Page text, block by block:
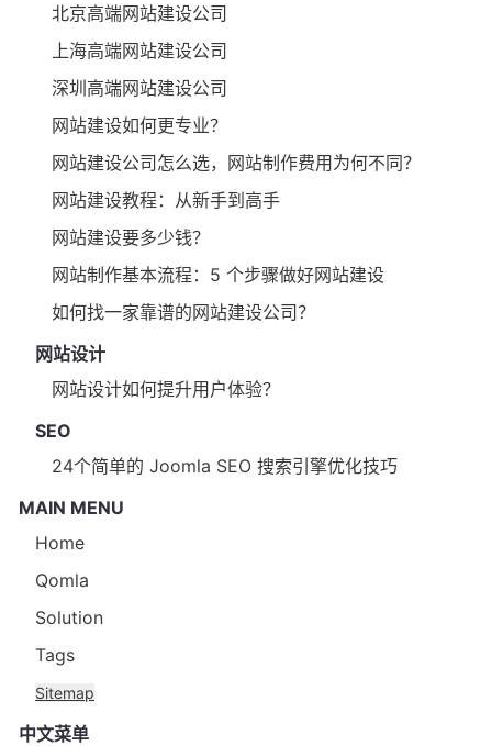
北京高端网站建设公司
上海高端网站建设公司
深圳高端网站建设公司
网站建设如何更专业？
网站建设公司怎么选，网站制作费用为何不同？
网站建设教程：从新手到高手
网站建设要多少钱？
网站制作基本流程：5 个步骤做好网站建设
如何找一家靠谱的网站建设公司？
网站设计
网站设计如何提升用户体验？
SEO
24个简单的 Joomla SEO 搜索引擎优化技巧
MAIN MENU
Home
Qomla
Solution
Tags
Sitemap
中文菜单